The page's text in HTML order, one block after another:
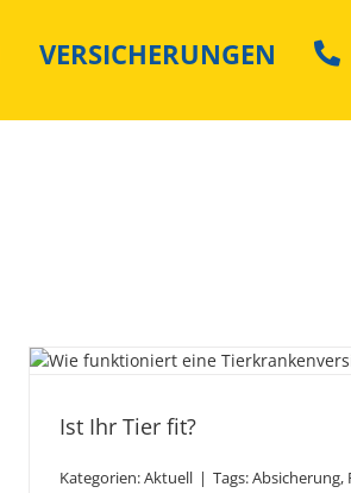
VERSICHERUNGEN
Ist Ihr Tier fit?
Kategorien:Aktuell | Tags:Absicherung,